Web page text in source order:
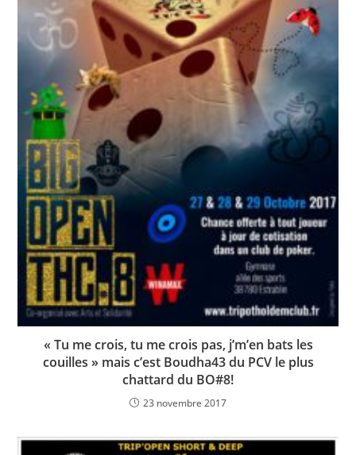
« Tu me crois, tu me crois pas, j’m’en bats les
couilles » mais c’est Boudha43 du PCV le plus
chattard du BO#8!
23 novembre 2017